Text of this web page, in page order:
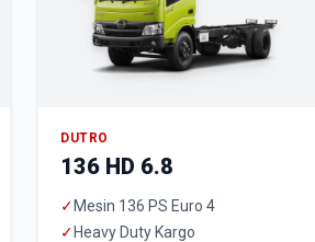
DUTRO
136 HD 6.8
✓ Mesin 136 PS Euro 4
✓ Heavy Duty Kargo